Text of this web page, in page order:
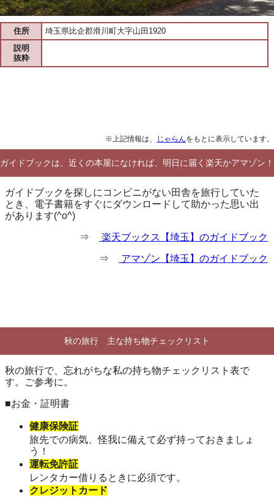
住所
埼玉県比企郡滑川町大字山田1920
説明
抜粋
※上記情報は、 じゃらんをもとに表示しています。
ガイドブックは、近くの本屋になければ、明日に届く楽天かアマゾン！
ガイドブックを探しにコンビニがない田舎を旅行していた
とき、電子書籍をすぐにダウンロードして助かった思い出
があります(^o^)
⇒ 楽天ブックス【埼玉】のガイドブック
⇒ アマゾン【埼玉】のガイドブック
秋の旅行 主な持ち物チェックリスト
秋の旅行で、忘れがちな私の持ち物チェックリスト表で
す。ご参考に。
■お金・証明書
健康保険証
旅先での病気、怪我に備えて必ず持っておきましょ
う！
運転免許証
レンタカー借りるときに必須です。
クレジットカード